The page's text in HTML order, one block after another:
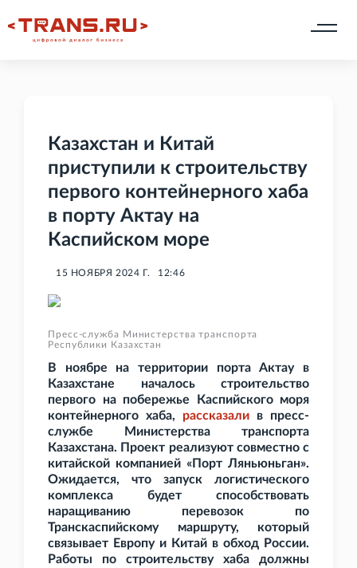
Казахстан и Китай
приступили к строительству
первого контейнерного хаба
в порту Актау на
Каспийском море
15 НОЯБРЯ 2024 Г. 12:46
Пресс-служба Министерства транспорта
Республики Казахстан
В ноябре на территории порта Актау в
Казахстане началось строительство
первого на побережье Каспийского моря
контейнерного хаба, рассказали в пресс-
службе Министерства транспорта
Казахстана. Проект реализуют совместно с
китайской компанией «Порт Ляньюньган».
Ожидается, что запуск логистического
комплекса будет способствовать
наращиванию перевозок по
Транскаспийскому маршруту, который
связывает Европу и Китай в обход России.
Работы по строительству хаба должны